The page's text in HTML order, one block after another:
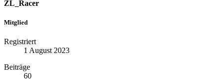
ZL_Racer
Mitglied
Registriert
1 August 2023
Beiträge
60